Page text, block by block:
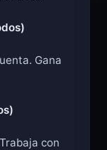
Gana
con